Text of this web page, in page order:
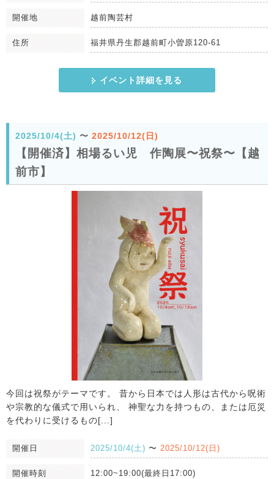
開催地 越前陶芸村
住所 福井県丹生郡越前町小曽原120-61
イベント詳細を見る
2025/10/4(土) 〜 2025/10/12(日)
【開催済】相場るい児 作陶展〜祝祭〜【越
前市】
今回は祝祭がテーマです。 昔から日本では人形は古代から呪術
や宗教的な儀式で用いられ、 神聖な力を持つもの、または厄災
を代わりに受けるもの[...]
開催日 2025/10/4(土) 〜 2025/10/12(日)
開催時刻 12:00~19:00(最終日17:00)